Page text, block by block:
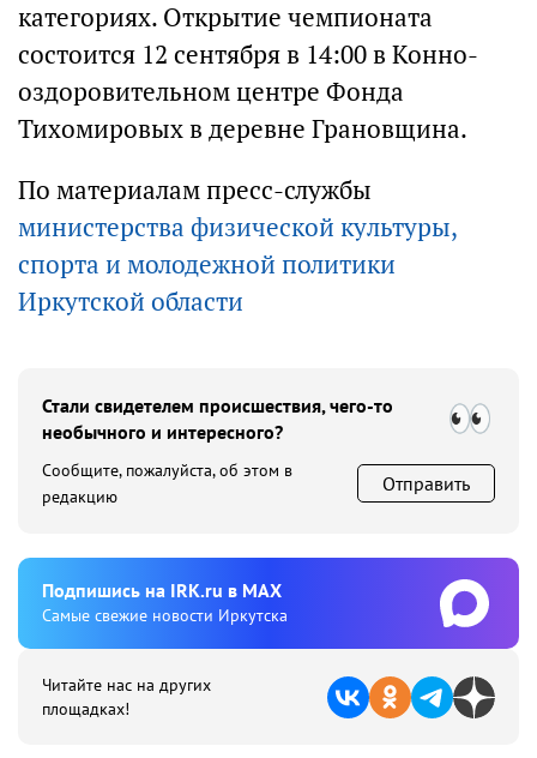
категориях. Открытие чемпионата
состоится 12 сентября в 14:00 в Конно-
оздоровительном центре Фонда
Тихомировых в деревне Грановщина.
По материалам пресс-службы
министерства физической культуры,
спорта и молодежной политики
Иркутской области
Стали свидетелем происшествия, чего-то
необычного и интересного?
Сообщите, пожалуйста, об этом в
редакцию
Отправить
Подпишиcь на IRK.ru в MAX
Cамые свежие новости Иркутска
Читайте нас на других
площадках!